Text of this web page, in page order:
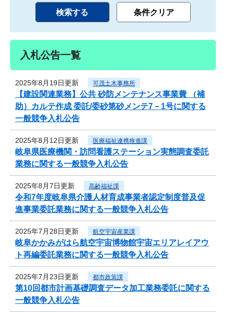
入札公告一覧
2025年8月19日更新 可茂土木事務所
【建設関連業務】公共 砂防メンテナンス事業費 （補
助）カルテ作成 委託/委砂第砂メンテ7－1号に関する
一般競争入札公告
2025年8月12日更新 医療福祉連携推進課
岐阜県医療機関・訪問看護ステーション実態調査委託
業務に関する一般競争入札公告
2025年8月7日更新 高齢福祉課
令和7年度岐阜県介護人材育成事業者認定制度普及促
進事業委託業務に関する一般競争入札公告
2025年7月28日更新 航空宇宙産業課
岐阜かかみがはら航空宇宙博物館宇宙エリアレイアウ
ト再編委託業務に関する一般競争入札公告
2025年7月23日更新 都市政策課
第10回都市計画基礎調査データ加工業務委託に関する
一般競争入札公告